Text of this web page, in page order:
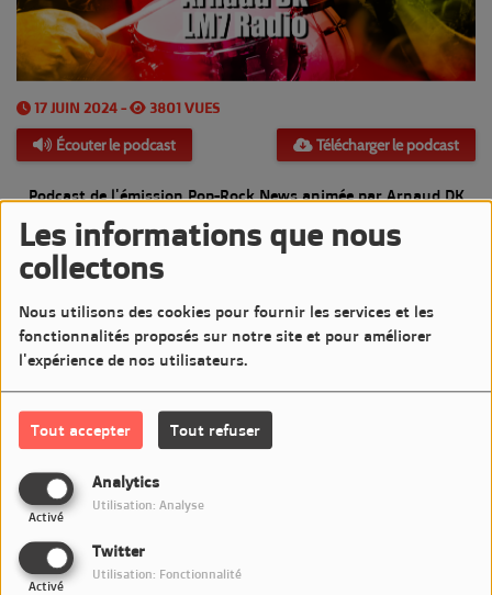
Les informations que nous
collectons
Nous utilisons des cookies pour fournir les services et les
fonctionnalités proposés sur notre site et pour améliorer
l'expérience de nos utilisateurs.
Tout accepter Tout refuser
Analytics
Activé
Utilisation: Analyse
Twitter
Activé
Utilisation: Fonctionnalité
17 JUIN 2024 - 3801 VUES
Écouter le podcast Télécharger le podcast
Podcast de l'émission Pop-Rock News animée par Arnaud DK
Diffusée le Lundi 17 Juin 2024 de 20h à 21h sur LM7
Commentaires(0)
Connectez-vous pour commenter cet article
SE CONNECTER